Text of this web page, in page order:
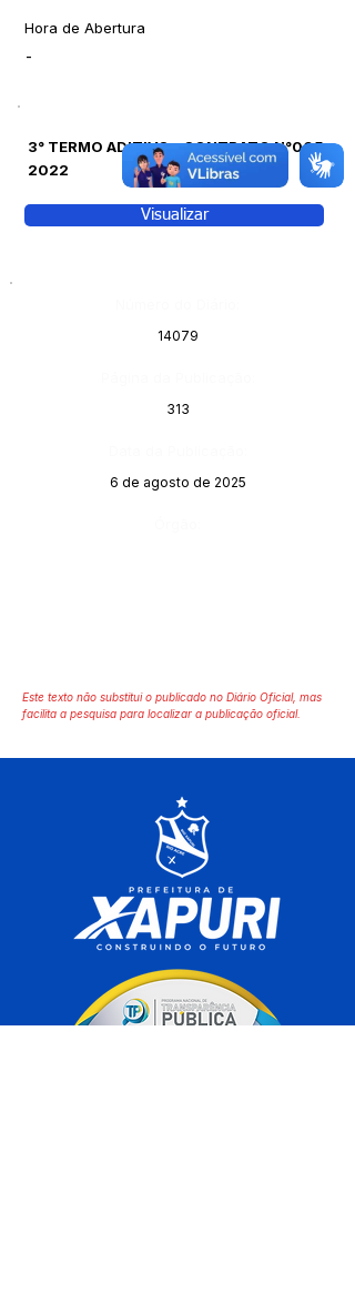
Hora de Abertura
-
3° TERMO ADITIVO - CONTRATO N°005
2022
Visualizar
14079
313
6 de agosto de 2025
Este texto não substitui o publicado no Diário Oficial, mas
facilita a pesquisa para localizar a publicação oficial.